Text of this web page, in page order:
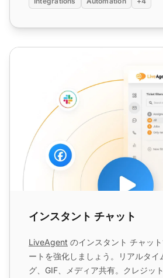
インスタント チャット
インスタント チャット
LiveAgent のインスタント チャッ
ートを強化しましょう。リアルタイ
グ、GIF、メディア共有。クレジッ